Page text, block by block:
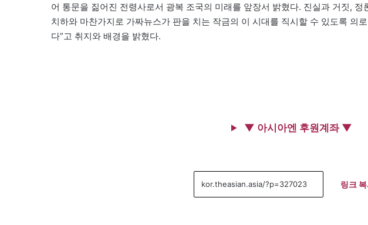
어 통문을 짊어진 전령사로서 광복 조국의 미래를 앞장서 밝혔다. 진실과 거짓,
치하와 마찬가지로 가짜뉴스가 판을 치는 작금의 이 시대를 직시할 수 있도록 의
다”고 취지와 배경을 밝혔다.
▼ 아시아엔 후원계좌 ▼
링크